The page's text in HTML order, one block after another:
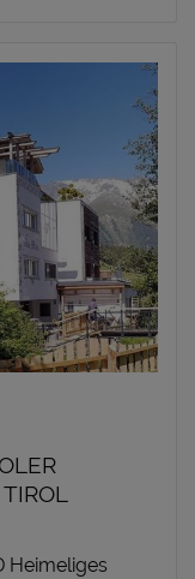
Heimeliges